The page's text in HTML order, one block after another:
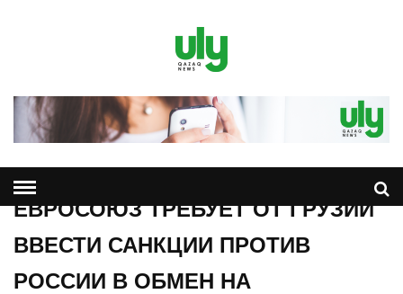
ЕВРОСОЮЗ ТРЕБУЕТ ОТ ГРУЗИИ
ВВЕСТИ САНКЦИИ ПРОТИВ
РОССИИ В ОБМЕН НА